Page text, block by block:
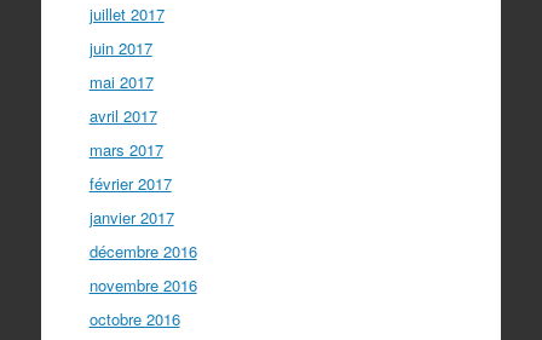
juillet 2017
juin 2017
mai 2017
avril 2017
mars 2017
février 2017
janvier 2017
décembre 2016
novembre 2016
octobre 2016